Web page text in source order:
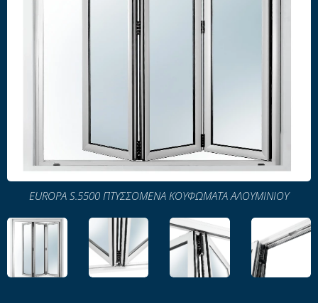
EUROPA S.5500 ΠΤΥΣΣΟΜΕΝΑ ΚΟΥΦΩΜΑΤΑ ΑΛΟΥΜΙΝΙΟΥ